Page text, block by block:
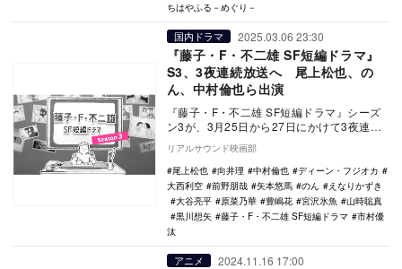
ちはやふる－めぐり－
国内ドラマ 2025.03.06 23:30
『藤子・F・不二雄 SF短編ドラマ』
S3、3夜連続放送へ 尾上松也、の
ん、中村倫也ら出演
『藤子・F・不二雄 SF短編ドラマ』シーズ
ン3が、3月25日から27日にかけて3夜連続
でNHK BSP4Kで放送されることが決定…
リアルサウンド映画部
尾上松也
向井理 中村倫也
ディーン・フジオカ
大西利空
前野朋哉 矢本悠馬 のん
えなりかずき
大谷亮平
原菜乃華 豊嶋花 宮沢氷魚
山時聡真
黒川想矢
藤子・F・不二雄 SF短編ドラマ
市村優
汰
アニメ 2024.11.16 17:00